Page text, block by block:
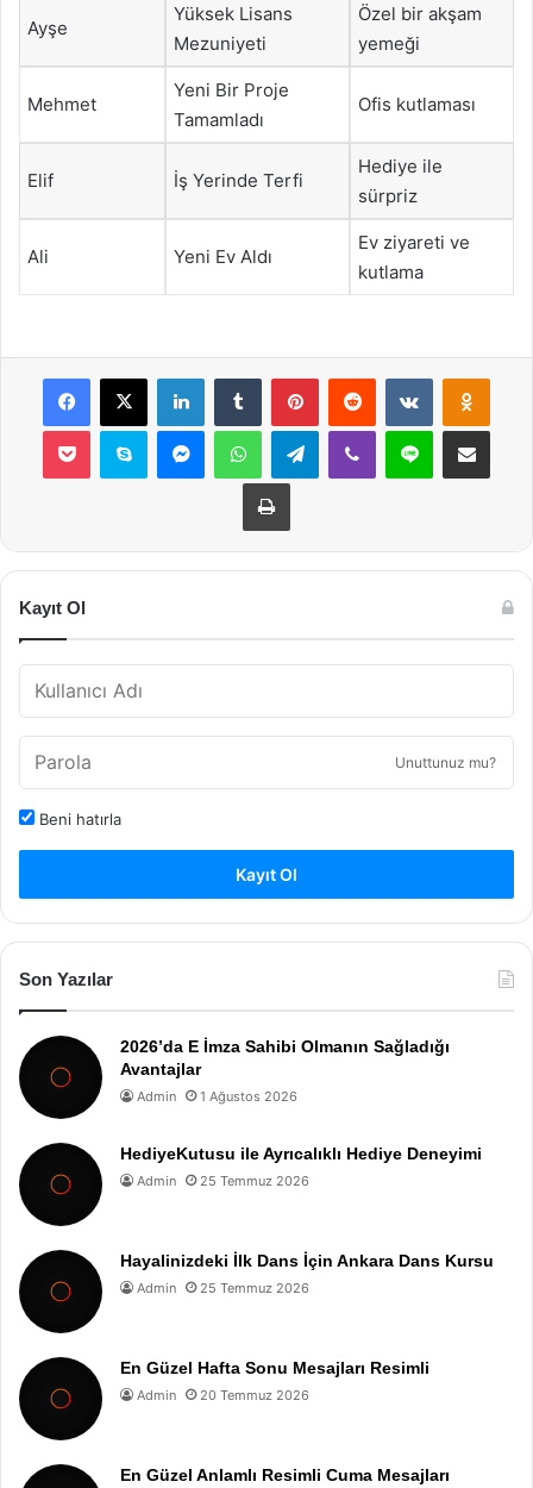
Ayşe
Yüksek Lisans
Mezuniyeti
Özel bir akşam
yemeği
Mehmet
Yeni Bir Proje
Tamamladı
Ofis kutlaması
Elif İş Yerinde Terfi
Hediye ile
sürpriz
Ali Yeni Ev Aldı
Ev ziyareti ve
kutlama
Facebook
X LinkedInTumblr PinterestReddit VKontakte
Pocket Skype MessengerWhatsAppTelegramViber Line E-Posta ile
Yazdır
Kayıt Ol
Unuttunuz mu?
Beni hatırla
Kayıt Ol
Son Yazılar
2026’da E İmza Sahibi Olmanın Sağladığı
Avantajlar
Admin 1 Ağustos 2026
HediyeKutusu ile Ayrıcalıklı Hediye Deneyimi
Admin 25 Temmuz 2026
Hayalinizdeki İlk Dans İçin Ankara Dans Kursu
Admin 25 Temmuz 2026
En Güzel Hafta Sonu Mesajları Resimli
Admin 20 Temmuz 2026
En Güzel Anlamlı Resimli Cuma Mesajları